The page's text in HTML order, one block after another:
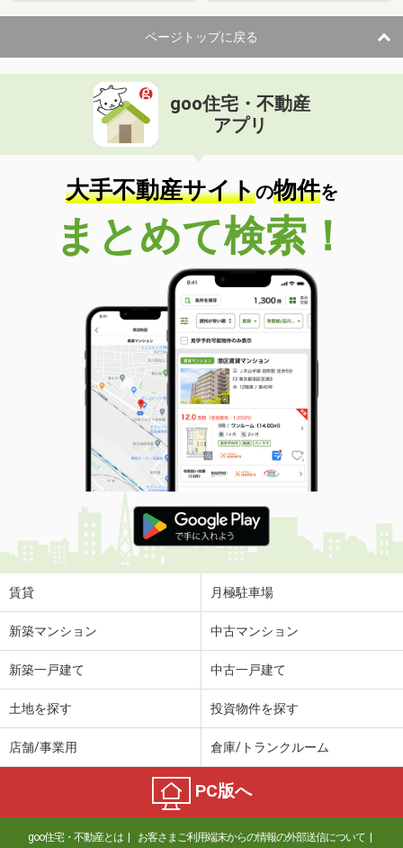
ページトップに戻る
goo住宅・不動産
アプリ
大手不動産サイトの物件を
まとめて検索！
賃貸 月極駐車場
新築マンション 中古マンション
新築一戸建て 中古一戸建て
土地を探す 投資物件を探す
店舗/事業用 倉庫/トランクルーム
PC版へ
goo住宅・不動産とは お客さまご利用端末からの情報の外部送信について